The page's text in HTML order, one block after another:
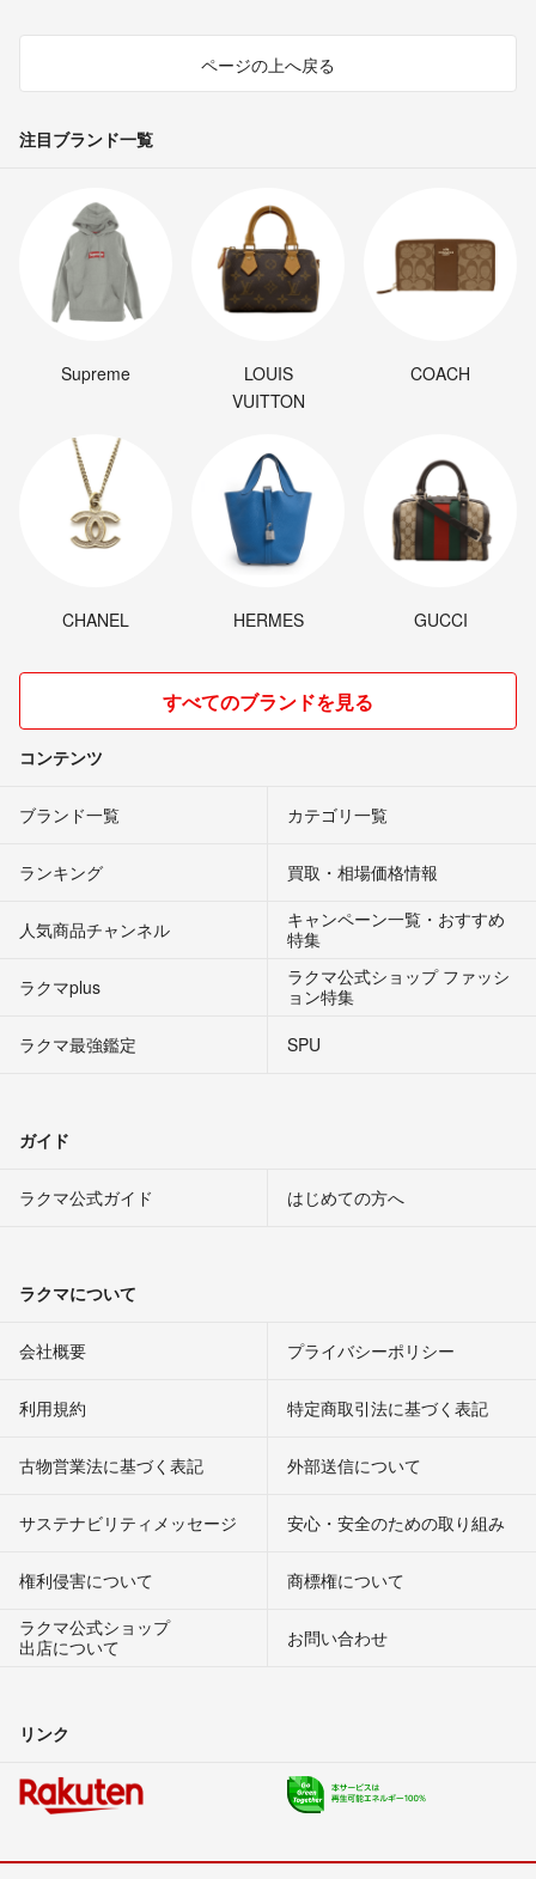
ページの上へ戻る
注目ブランド一覧
Supreme
LOUIS
VUITTON
COACH
CHANEL HERMES GUCCI
すべてのブランドを見る
コンテンツ
ブランド一覧 カテゴリ一覧
ランキング 買取・相場価格情報
人気商品チャンネル
キャンペーン一覧・おすすめ
特集
ラクマplus
ラクマ公式ショップ ファッシ
ョン特集
ラクマ最強鑑定
SPU
ガイド
ラクマ公式ガイド はじめての方へ
ラクマについて
会社概要 プライバシーポリシー
利用規約 特定商取引法に基づく表記
古物営業法に基づく表記 外部送信について
サステナビリティメッセージ 安心・安全のための取り組み
権利侵害について
商標権について
ラクマ公式ショップ
出店について
お問い合わせ
リンク